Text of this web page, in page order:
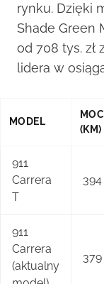
rynku. Dzięki
Shade Green
od 708 tys. zł
lidera w
MODEL
MOC
(KM)
911
Carrera
T
394
911
Carrera
(aktualny
379